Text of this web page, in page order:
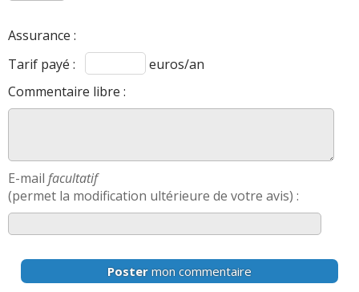
Assurance :
Tarif payé :
euros/an
Commentaire libre :
E-mail facultatif
(permet la modification ultérieure de votre avis) :
Poster mon commentaire